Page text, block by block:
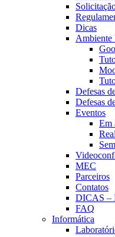
Dicas
Ambiente
Defesas
Defesas
Eventos
Em
MEC
Parceiros
Contatos
DICAS –
FAQ
Informática